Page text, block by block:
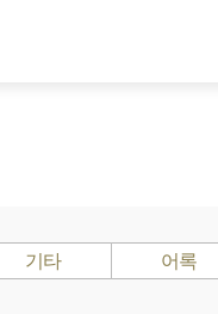
기타 어록